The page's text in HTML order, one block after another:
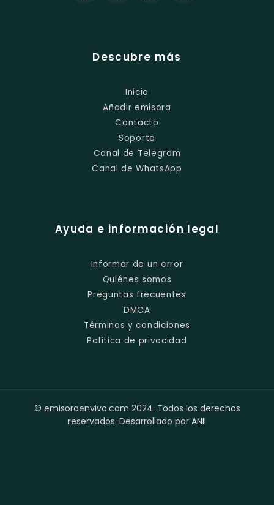
Descubre más
Inicio
Añadir emisora
Contacto
Soporte
Canal de Telegram
Canal de WhatsApp
Ayuda e información legal
Informar de un error
Quiénes somos
Preguntas frecuentes
DMCA
Términos y condiciones
Política de privacidad
© emisoraenvivo.com 2024. Todos los derechos
reservados. Desarrollado por ANII